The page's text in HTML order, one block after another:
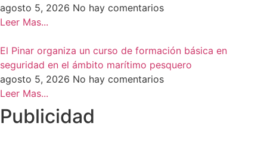
agosto 5, 2026 No hay comentarios
Leer Mas...
El Pinar organiza un curso de formación básica en
seguridad en el ámbito marítimo pesquero
agosto 5, 2026 No hay comentarios
Leer Mas...
Publicidad